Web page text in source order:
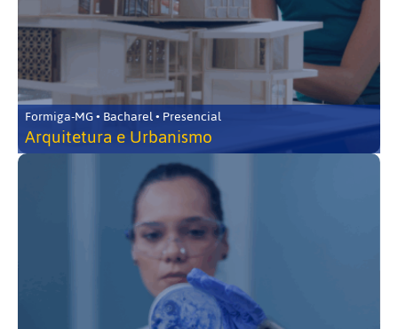
Formiga-MG • Bacharel • Presencial
Arquitetura e Urbanismo